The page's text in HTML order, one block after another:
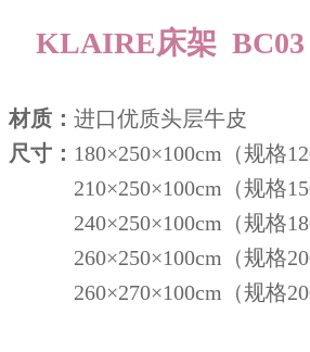
KLAIRE床架 BC03
材质： 进口优质头层牛皮
尺寸： 180×250×100cm（规格
210×250×100cm（规格
240×250×100cm（规格
260×250×100cm（规格
260×270×100cm（规格